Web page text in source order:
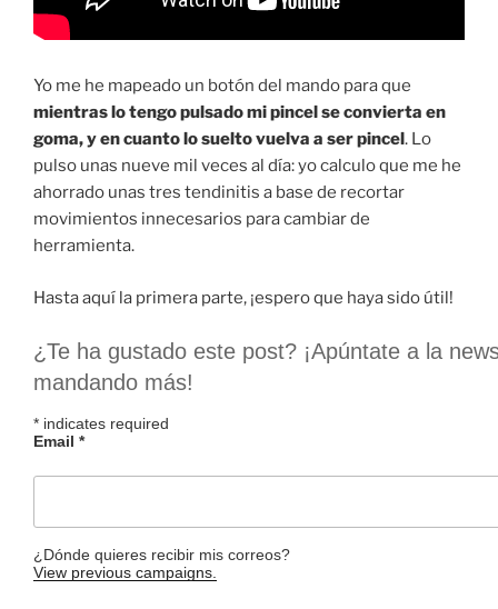
Yo me he mapeado un botón del mando para que
mientras lo tengo pulsado mi pincel se convierta en
goma, y en cuanto lo suelto vuelva a ser pincel. Lo
pulso unas nueve mil veces al día: yo calculo que me he
ahorrado unas tres tendinitis a base de recortar
movimientos innecesarios para cambiar de
herramienta.
Hasta aquí la primera parte, ¡espero que haya sido útil!
¿Te ha gustado este post? ¡Apúntate a la
mandando más!
* indicates required
Email *
¿Dónde quieres recibir mis correos?
View previous campaigns.